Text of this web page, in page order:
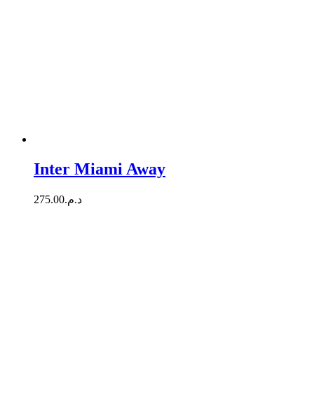
Inter Miami Away
د.م.275.00